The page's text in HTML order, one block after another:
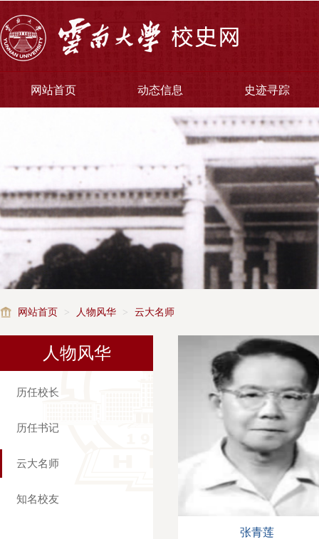
网站首页 动态信息 史迹寻踪
网站首页 > 人物风华 > 云大名师
人物风华
历任校长
历任书记
云大名师
知名校友
张青莲